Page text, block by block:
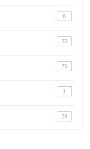
6
25
20
1
29